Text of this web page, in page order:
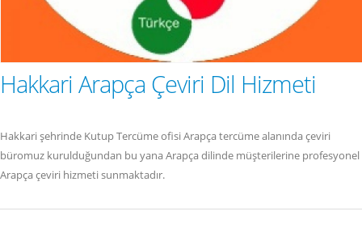
Hakkari Arapça Çeviri Dil Hizmeti
Hakkari şehrinde Kutup Tercüme ofisi Arapça tercüme alanında çeviri
büromuz kurulduğundan bu yana Arapça dilinde müşterilerine profesyonel
Arapça çeviri hizmeti sunmaktadır.